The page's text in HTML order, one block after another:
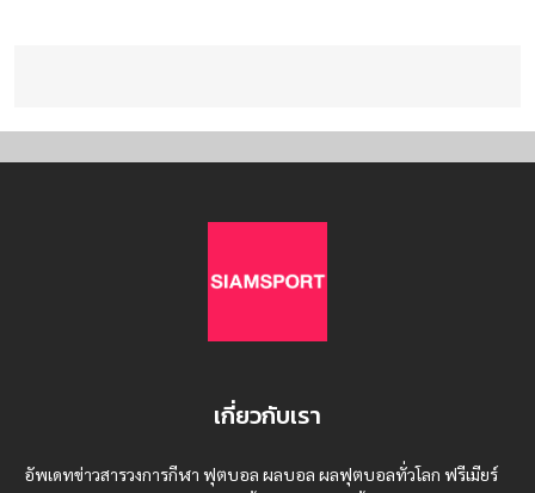
เกี่ยวกับเรา
อัพเดทข่าวสารวงการกีฬา ฟุตบอล ผลบอล ผลฟุตบอลทั่วโลก ฟรีเมียร์